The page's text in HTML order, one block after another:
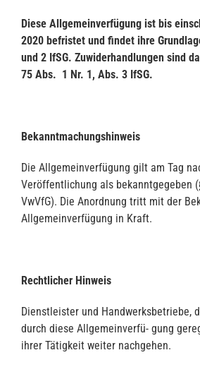
Diese Allgemeinverfügung ist bis
2020 befristet und findet ihre
und 2 IfSG. Zuwiderhandlungen sind
75 Abs. 1 Nr. 1, Abs. 3 IfSG.
Bekanntmachungshinweis
Die Allgemeinverfügung gilt am Tag
Veröffentlichung als bekanntgegeben
VwVfG). Die Anordnung tritt mit der
Allgemeinverfügung in Kraft.
Rechtlicher Hinweis
Dienstleister und Handwerksbetriebe,
durch diese Allgemeinverfü- gung
ihrer Tätigkeit weiter nachgehen.